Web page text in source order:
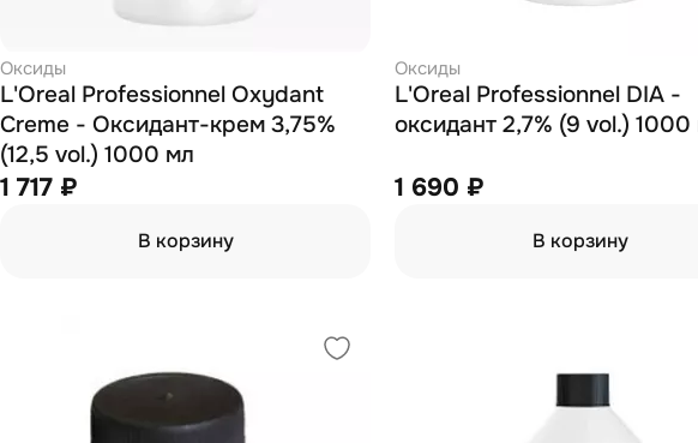
Оксиды
L'Oreal Professionnel Oxydant
Creme - Оксидант-крем 3,75%
(12,5 vol.) 1000 мл
1 717 ₽
В корзину
Оксиды
L'Oreal Professionnel DIA -
оксидант 2,7% (9 vol.) 1000
1 690 ₽
В корзину